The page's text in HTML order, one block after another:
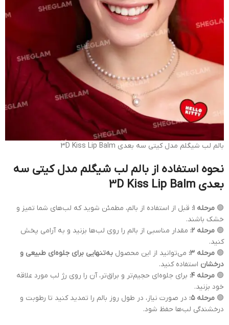
بالم لب شیگلم مدل کیتی سه بعدی 3D Kiss Lip Balm
نحوه استفاده از بالم لب شیگلم مدل کیتی سه
بعدی 3D Kiss Lip Balm
🟢 مرحله ۱:
قبل از استفاده از بالم، مطمئن شوید که لب‌های شما تمیز و
خشک باشند.
🟢 مرحله ۲:
مقدار مناسبی از بالم را روی لب‌ها بزنید و به آرامی پخش
کنید.
🟢 مرحله ۳: می‌توانید از این محصول به‌تنهایی برای جلوه‌ای طبیعی و
درخشان استفاده کنید.
🟢 مرحله ۴:
برای جلوه‌ای حجیم‌تر و براق‌تر، آن را روی رژ لب مورد علاقه
خود بزنید.
🟢 مرحله ۵:
در صورت نیاز، در طول روز بالم را تمدید کنید تا رطوبت و
درخشندگی لب‌ها حفظ شود.